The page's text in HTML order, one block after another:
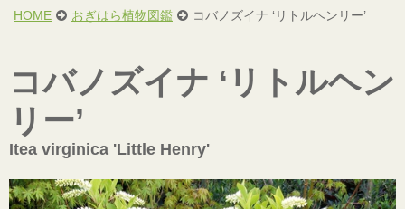
お客様からの写真
HOME おぎはら植物図鑑 コバノズイナ ‘リトルヘンリー’
コバノズイナ ‘リトルヘン
リー’
Itea virginica 'Little Henry'